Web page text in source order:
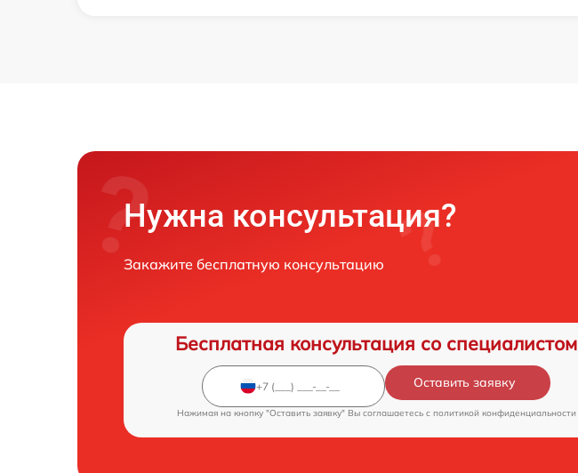
Нужна консультация?
Закажите бесплатную консультацию
Бесплатная консультация со специалистом
Оставить заявку
Нажимая на кнопку "Оставить заявку" Вы соглашаетесь c политикой конфиденциальности